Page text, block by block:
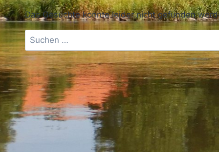
Das Gesuchte konnte leider nicht gefunden
Suchen
nach: